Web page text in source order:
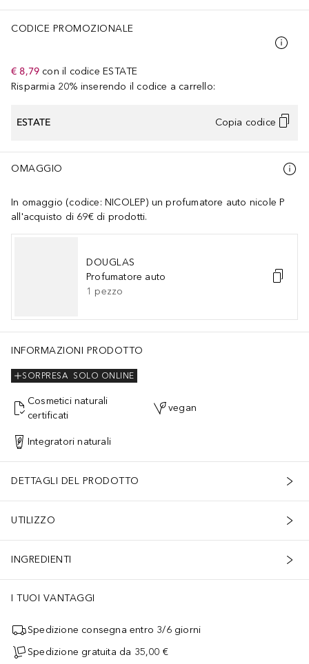
CODICE PROMOZIONALE
€ 8,79 con il codice ESTATE
Risparmia 20% inserendo il codice a carrello:
ESTATE Copia codice
OMAGGIO
In omaggio (codice: NICOLEP) un profumatore auto nicole P
all'acquisto di 69€ di prodotti.
DOUGLAS
Profumatore auto
1 pezzo
INFORMAZIONI PRODOTTO
SOLO ONLINE
SORPRESA
Cosmetici naturali
certificati
vegan
Integratori naturali
DETTAGLI DEL PRODOTTO
UTILIZZO
INGREDIENTI
I TUOI VANTAGGI
Spedizione consegna entro 3/6 giorni
Spedizione gratuita da 35,00 €